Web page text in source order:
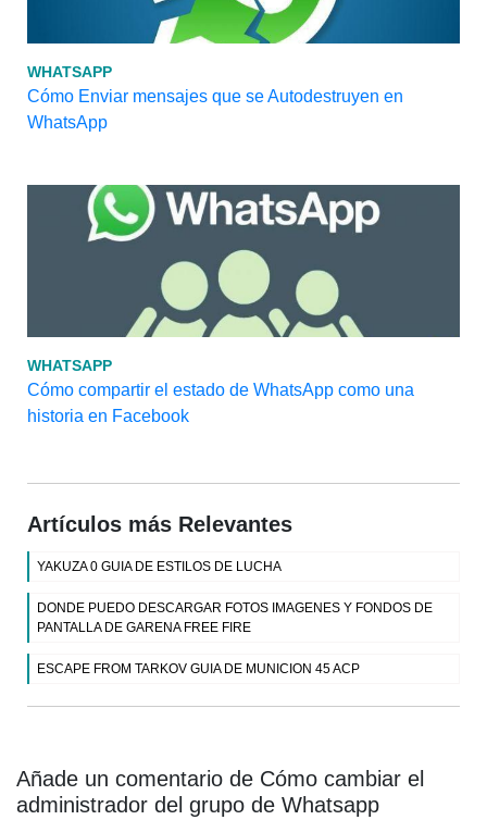
WHATSAPP
Cómo Enviar mensajes que se Autodestruyen en
WhatsApp
WHATSAPP
Cómo compartir el estado de WhatsApp como una
historia en Facebook
Artículos más Relevantes
YAKUZA 0 GUIA DE ESTILOS DE LUCHA
DONDE PUEDO DESCARGAR FOTOS IMAGENES Y FONDOS DE
PANTALLA DE GARENA FREE FIRE
ESCAPE FROM TARKOV GUIA DE MUNICION 45 ACP
Añade un comentario de Cómo cambiar el
administrador del grupo de Whatsapp